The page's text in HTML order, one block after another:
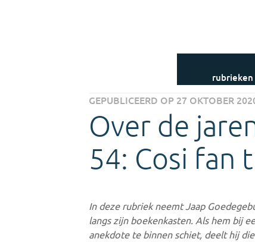
Nieuwsbrievenrubrieken
GEPUBLICEERD OP 27 OKTOBER
Over de
54: Cosi fan
In deze rubriek neemt Jaap
langs zijn boekenkasten. Als hem bij
anekdote te binnen schiet, deelt hij